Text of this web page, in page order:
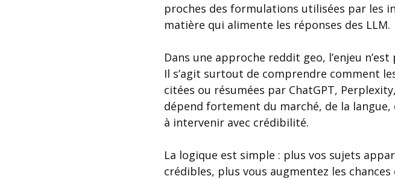
proches des formulations utilisées par les
matière qui alimente les réponses des LLM.
Dans une approche reddit geo, l’enjeu
Il s’agit surtout de comprendre comment
citées ou résumées par ChatGPT,
dépend fortement du marché, de la
à intervenir avec crédibilité.
La logique est simple : plus vos sujets
crédibles, plus vous augmentez les